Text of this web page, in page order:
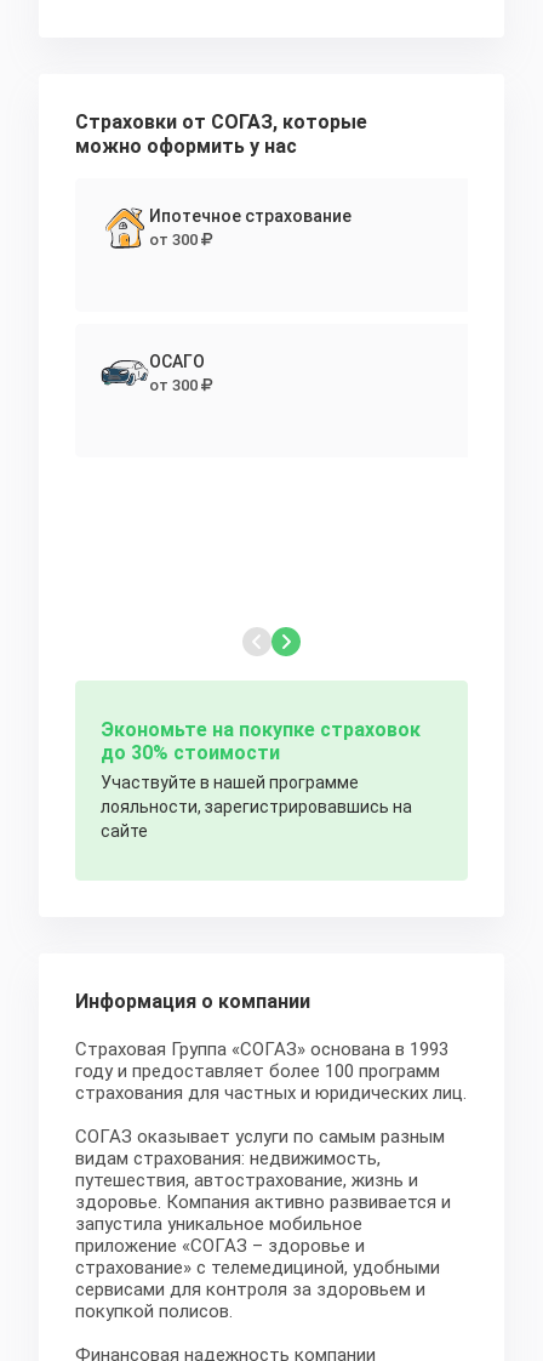
Страховки от СОГАЗ, которые
можно оформить у нас
Ипотечное страхование
от 300
ОСАГО
от 300
Экономьте на покупке страховок
до 30% стоимости
Участвуйте в нашей программе
лояльности, зарегистрировавшись на
сайте
Информация о компании
Страховая Группа «СОГАЗ» основана в 1993
году и предоставляет более 100 программ
страхования для частных и юридических лиц.
СОГАЗ оказывает услуги по самым разным
видам страхования: недвижимость,
путешествия, автострахование, жизнь и
здоровье. Компания активно развивается и
запустила уникальное мобильное
приложение «СОГАЗ – здоровье и
страхование» с телемедициной, удобными
сервисами для контроля за здоровьем и
покупкой полисов.
Финансовая надежность компании